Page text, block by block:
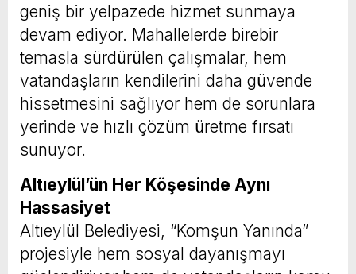
geniş bir yelpazede hizmet sunmaya
devam ediyor. Mahallelerde birebir
temasla sürdürülen çalışmalar, hem
vatandaşların kendilerini daha güvende
hissetmesini sağlıyor hem de sorunlara
yerinde ve hızlı çözüm üretme fırsatı
sunuyor.
Altıeylül’ün Her Köşesinde Aynı
Hassasiyet
Altıeylül Belediyesi, “Komşun Yanında”
projesiyle hem sosyal dayanışmayı